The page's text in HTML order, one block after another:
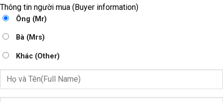
Thông tin người mua (Buyer information)
Ông (Mr)
Bà (Mrs)
Khác (Other)